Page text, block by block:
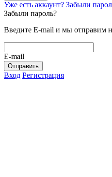
Уже есть аккаунт? Забыли
Забыли пароль?
Введите E-mail и мы отправим
E-mail
Отправить
Вход Регистрация